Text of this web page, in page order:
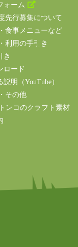
ォーム
先行募集について
食事メニューなど
利用の手引き
き
ロード
明（YouTube）
その他
ンコのクラフト素材